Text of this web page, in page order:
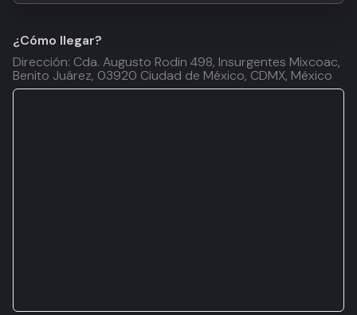
¿Cómo llegar?
Dirección: Cda. Augusto Rodin 498, Insurgentes Mixcoac,
Benito Juárez, 03920 Ciudad de México, CDMX, México